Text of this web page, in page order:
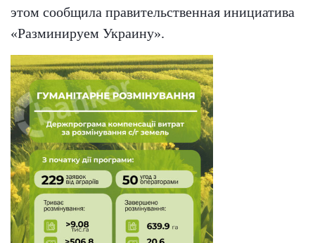
этом сообщила правительственная инициатива
«Разминируем Украину».